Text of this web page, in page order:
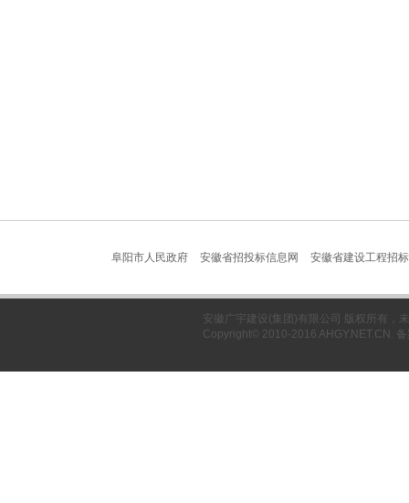
阜阳市人民政府 安徽省招投标信息网 安徽省建设工程招
安徽广宇建设(集团)有限公司 版权所有，
Copyright© 2010-2016 AHGY.NET.CN.